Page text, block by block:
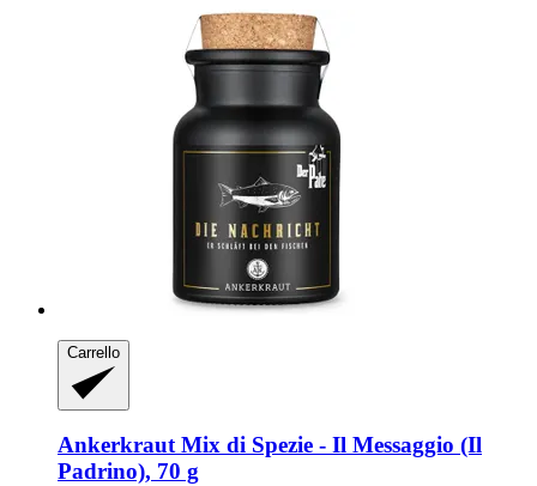
Carrello
AnkerkrautMix di Spezie -​ Il Messaggio (Il
Padrino), 70 g